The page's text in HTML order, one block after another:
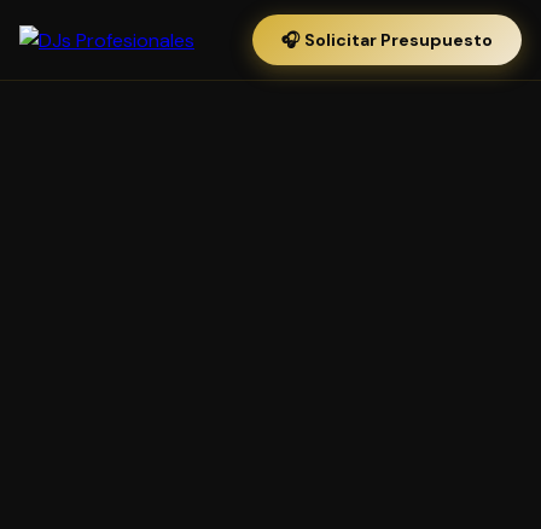
🎧 Solicitar Presupuesto